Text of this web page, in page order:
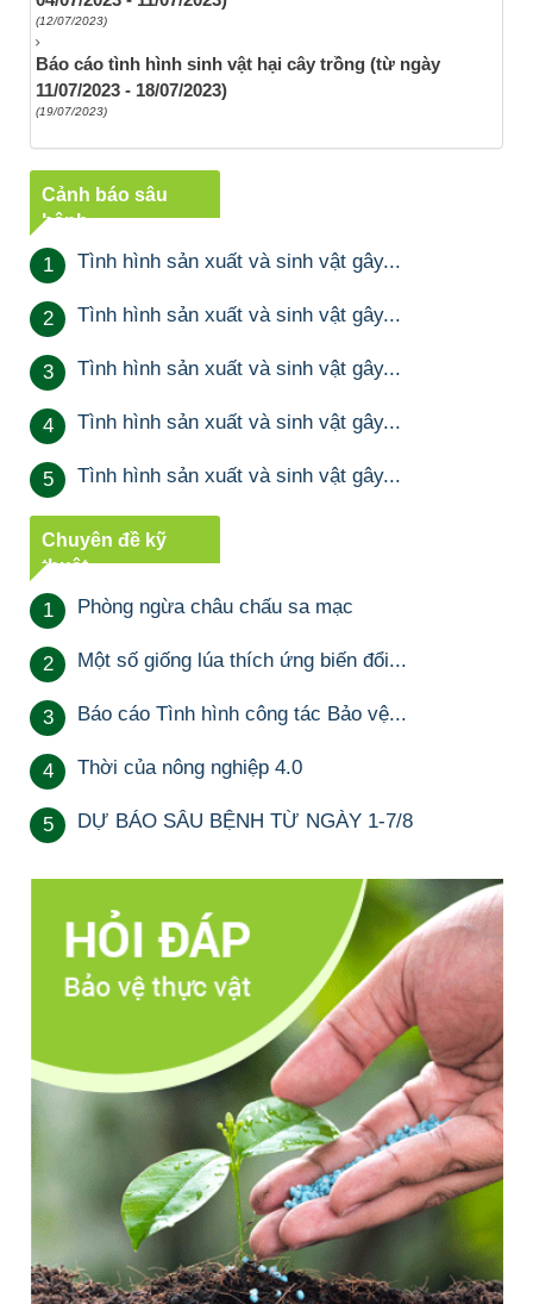
(12/07/2023)
Báo cáo tình hình sinh vật hại cây trồng (từ ngày
11/07/2023 - 18/07/2023)
(19/07/2023)
Cảnh báo sâu
bệnh
1 Tình hình sản xuất và sinh vật gây...
2 Tình hình sản xuất và sinh vật gây...
3 Tình hình sản xuất và sinh vật gây...
4 Tình hình sản xuất và sinh vật gây...
5 Tình hình sản xuất và sinh vật gây...
Chuyên đề kỹ
thuật
1 Phòng ngừa châu chấu sa mạc
2 Một số giống lúa thích ứng biến đổi...
3 Báo cáo Tình hình công tác Bảo vệ...
4 Thời của nông nghiệp 4.0
5 DỰ BÁO SÂU BỆNH TỪ NGÀY 1-7/8